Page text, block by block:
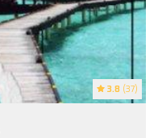
3.8 (37)